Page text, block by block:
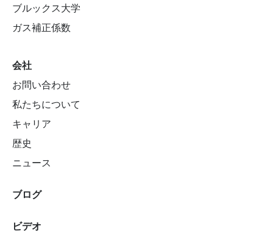
ブルックス大学
ガス補正係数
会社
お問い合わせ
私たちについて
キャリア
歴史
ニュース
ブログ
ビデオ